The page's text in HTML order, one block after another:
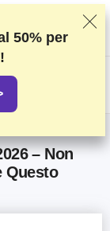
ma teniamo
commerciali con
Informativa
US$
– Non
Questo
50% per